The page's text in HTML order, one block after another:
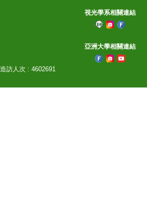
視光學系相關連結
亞洲大學相關連結
造訪人次 : 4602691